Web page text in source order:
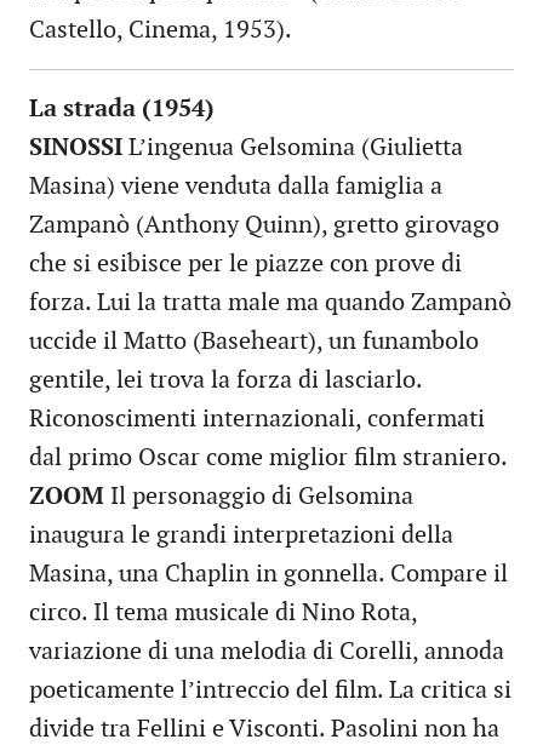
Castello, Cinema, 1953).
La strada (1954)
SINOSSI L’ingenua Gelsomina (Giulietta
Masina) viene venduta dalla famiglia a
Zampanò (Anthony Quinn), gretto girovago
che si esibisce per le piazze con prove di
forza. Lui la tratta male ma quando Zampanò
uccide il Matto (Baseheart), un funambolo
gentile, lei trova la forza di lasciarlo.
Riconoscimenti internazionali, confermati
dal primo Oscar come miglior film straniero.
ZOOM Il personaggio di Gelsomina
inaugura le grandi interpretazioni della
Masina, una Chaplin in gonnella. Compare il
circo. Il tema musicale di Nino Rota,
variazione di una melodia di Corelli, annoda
poeticamente l’intreccio del film. La critica si
divide tra Fellini e Visconti. Pasolini non ha